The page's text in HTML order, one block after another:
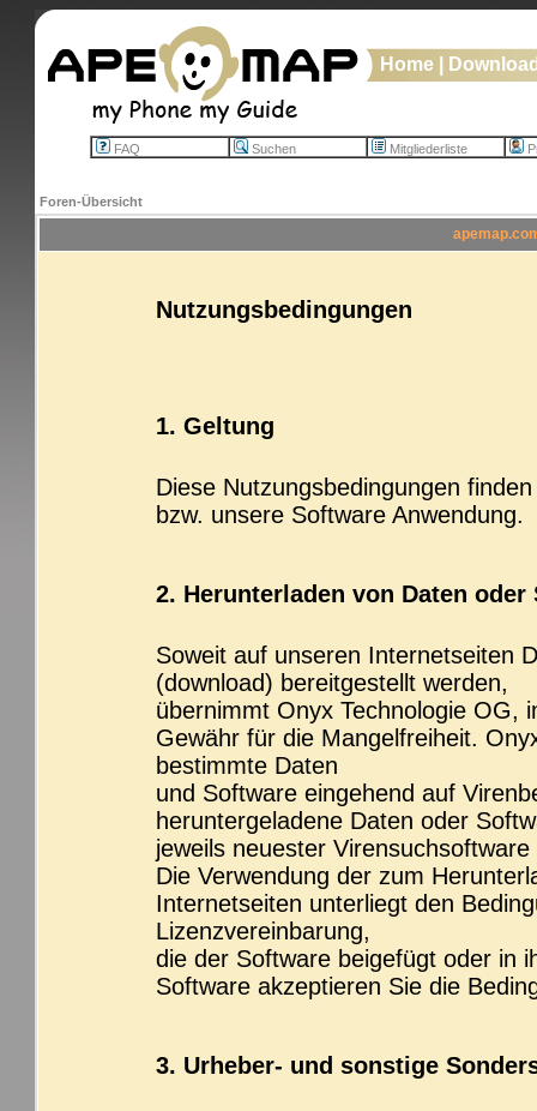
Home
FAQ Suchen Mitgliederliste
Foren-Übersicht
Nutzungsbedingungen
1. Geltung
Diese Nutzungsbedingungen
bzw. unsere Software Anwendung.
2. Herunterladen von Daten
Soweit auf unseren Internetseiten
(download) bereitgestellt werden,
übernimmt Onyx Technologie OG,
Gewähr für die Mangelfreiheit.
bestimmte Daten
und Software eingehend auf
heruntergeladene Daten oder
jeweils neuester
Die Verwendung der zum
Internetseiten unterliegt den
Lizenzvereinbarung,
die der Software beigefügt oder in
Software akzeptieren Sie die
3. Urheber- und sonstige